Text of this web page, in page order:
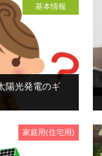
基本情報
陽光発電のギ
家庭用(住宅用)